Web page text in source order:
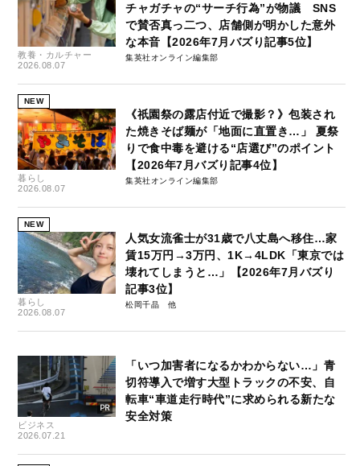
教養・カルチャー
2026.08.07
チャガチャの“サーチ行為”が物議 SNS
で賛否真っ二つ、店舗側が明かした意外
な本音【2026年7月バズり記事5位】
集英社オンライン編集部
NEW
暮らし
2026.08.07
《祇園祭の露店付近で撮影？》包装され
た焼きそば麺が「地面に直置き…」 夏祭
りで食中毒を避ける“店選び”のポイント
【2026年7月バズり記事4位】
集英社オンライン編集部
NEW
暮らし
2026.08.07
人気女流雀士が31歳で八丈島へ移住…家
賃15万円→3万円、1K→4LDK「東京では
壊れてしまうと…」【2026年7月バズり
記事3位】
松岡千晶
ビジネス
2026.07.21
「いつ加害者になるかわからない…」青
切符導入で増す大型トラックの不安、自
転車“車道走行時代”に求められる新たな
安全対策